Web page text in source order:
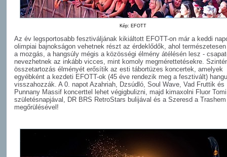
Kép: EFOTT
Az év legsportosabb fesztiváljának kikiáltott EFOTT-on már a keddi
olimpiai bajnokságon vehetnek részt az érdeklődők, ahol
a mozgás, a hangsúly mégis a közösségi élmény átélésén lesz -
nevezhetnek az inkább vicces, mint komoly megmérettetésekre.
összetartozás élményét erősítik az esti tábortüzes koncertek, amelyek
egyébként a kezdeti EFOTT-ok (45 éve rendezik meg a fesztivált)
visszahozzák. A 0. napot Azahriah, Dzsúdló, Soul Wave, Vad Fruttik és
Punnany Massif koncerttel lehet végigbulizni, majd kimaxolni Fluor Tomi
születésnapjával, DR BRS RetroStars bulijával és a Szeresd a
megőrülésével!